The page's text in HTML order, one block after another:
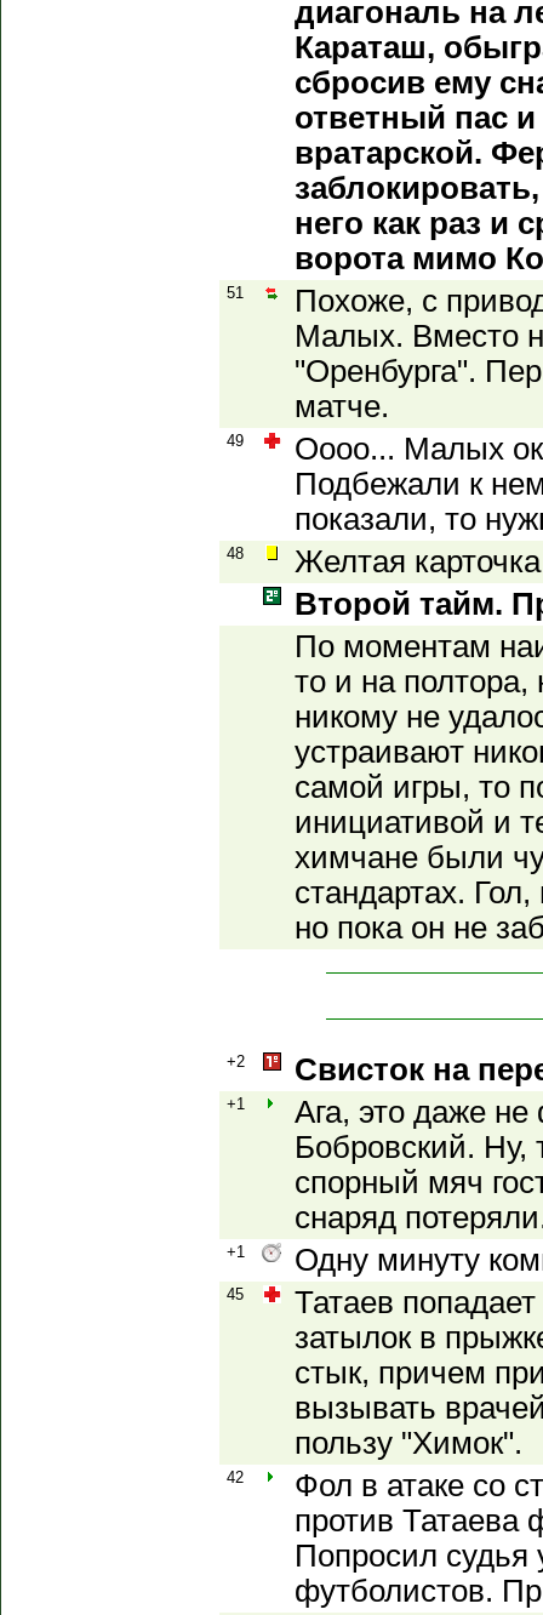
диагональ на
Караташ,
сбросив ему
ответный пас
вратарской.
него как раз и
ворота мимо
51
Похоже, с
Малых. Вместо
"Оренбурга".
матче.
49
Оооо... Малых
Подбежали к
показали, то
48
Желтая
Второй тайм.
По моментам
то и на
никому не
устраивают
самой игры, то
инициативой и
химчане были
стандартах. Гол,
но пока он не
+2 Свисток на
+1
Ага, это даже не
Бобровский. Ну,
спорный мяч
снаряд
+1 Одну минуту
45
Татаев
затылок в
стык, причем
вызывать
пользу "Химок".
42
Фол в атаке со
против Татаева
Попросил судья
футболистов.